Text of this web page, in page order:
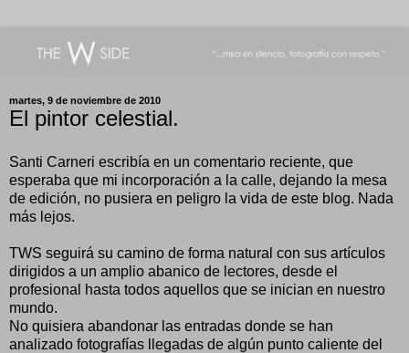
martes, 9 de noviembre de 2010
El pintor celestial.
Santi Carneri escribía en un comentario reciente, que
esperaba que mi incorporación a la calle, dejando la mesa
de edición, no pusiera en peligro la vida de este blog. Nada
más lejos.
TWS seguirá su camino de forma natural con sus artículos
dirigidos a un amplio abanico de lectores, desde el
profesional hasta todos aquellos que se inician en nuestro
mundo.
No quisiera abandonar las entradas donde se han
analizado fotografías llegadas de algún punto caliente del